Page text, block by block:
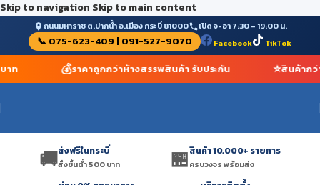
Skip to navigation Skip to main content
ถนนมหาราช ต.ปากน้ำ อ.เมือง กระบี่ 81000 เปิด จ-อา 7:30 – 19:00 น.
📞 075-623-409 | 091-527-9070 Facebook TikTok
าท 💰ราคาถูกกว่าห้างสรรพสินค้า รับประกัน ⭐สินค้ากว่
🚚ส่งฟรีในกระบี่
สั่งขั้นต่ำ 500 บาท 🏪สินค้า 10,000+ รายการ
ครบวงจร พร้อมส่ง